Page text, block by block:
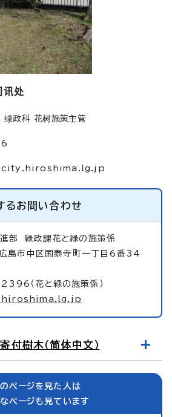
讯处
绿政科 花树施策主管
るお問い合わせ
進部緑政課花と緑の施策係
市中区国泰寺町一丁目6番34
（花と緑の施策係）
付樹木（简体中文）
ページを見た人は
ページも見ています